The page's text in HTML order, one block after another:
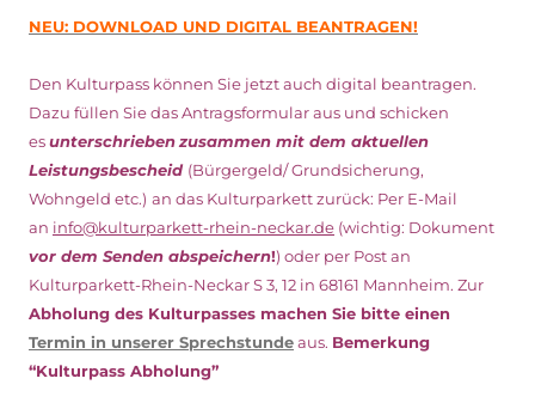
NEU: DOWNLOAD UND DIGITAL BEANTRAGEN!
Den Kulturpass können Sie jetzt auch digital beantragen.
Dazu füllen Sie das Antragsformular aus und schicken
esunterschriebenzusammen mit dem aktuellen
Leistungsbescheid (Bürgergeld/ Grundsicherung,
Wohngeld etc.) an das Kulturparkett zurück: Per E-Mail
an info@kulturparkett-rhein-neckar.de (wichtig: Dokument
vor dem Senden abspeichern!) oder per Post an
Kulturparkett-Rhein-Neckar S 3, 12 in 68161 Mannheim. Zur
Abholung des Kulturpasses machen Sie bitte einen
Termin in unserer Sprechstundeaus. Bemerkung
“Kulturpass Abholung”